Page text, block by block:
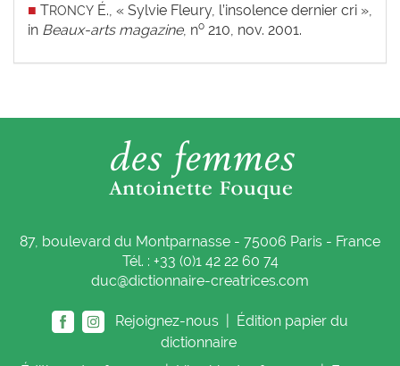
■ TRONCY É., « Sylvie Fleury, l’insolence dernier cri »,
in Beaux-arts magazine, no 210, nov. 2001.
87, boulevard du Montparnasse - 75006 Paris - France
Tél. : +33 (0)1 42 22 60 74
duc@dictionnaire-creatrices.com
Rejoignez-nous |
Édition papier du
dictionnaire